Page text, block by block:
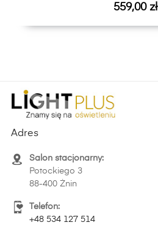
Cena
559,00 zł
Adres
Salon stacjonarny:
Potockiego 3
88-400 Żnin
Telefon:
+48 534 127 514